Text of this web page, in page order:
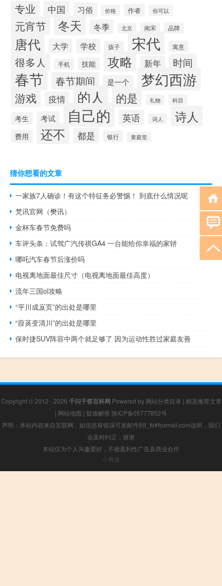
专业 中国 习俗 价格 作者 你可以
元宵节 冬天 冬季 北京 南宋 品牌
唐代 大学 学校 孩子 宋代 寓意
很多人 手机 技能 攻略 新年 时间
春节 春节期间 是一个 梦幻西游
游戏 疫情 的人 的是 礼物 科目
考生 考试 自己的 英语 词人 诗人
费用 还不 都是 银行 黄庭坚
猜你想看的文章
一家族7人确诊！有这个特征务必警惕！ 到底什么情况呢
梵讯官网（樊讯）
金杯车春节免费吗
车评头条：试驾广汽传祺GA4 一台能给你幸福的家轿
哪吒汽车春节后涨价吗
电视离地面最佳尺寸（电视离地面最佳高度）
流年三国ol攻略
“平川成岌页”的出处是哪里
“葭菼变清川”的出处是哪里
保时捷SUV阵容中两个就足够了 因为运动性胜过家庭友善
Copyright © 2012 - 2026 千问千答百科网 Powered by 网站分类目录 | 精选推荐文章
| 网站地图 | 疑难解答 陕ICP备05777852号
声明：本站内容来自互联网，如信息有错误可发邮件到f_fb#foxmail.com说明，我们
会及时纠正，谢谢
本站仅为个人兴趣爱好，不接盈利性广告及商业合作
小男孩